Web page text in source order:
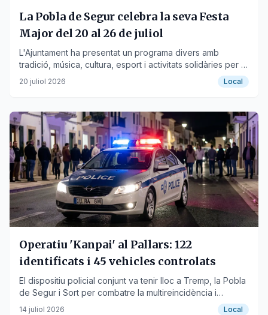
La Pobla de Segur celebra la seva Festa
Major del 20 al 26 de juliol
L'Ajuntament ha presentat un programa divers amb
tradició, música, cultura, esport i activitats solidàries per a
veïns i visitants.
20 juliol 2026 Local
Operatiu 'Kanpai' al Pallars: 122
identificats i 45 vehicles controlats
El dispositiu policial conjunt va tenir lloc a Tremp, la Pobla
de Segur i Sort per combatre la multireincidència i
delictes relacionats amb armes i drogues.
14 juliol 2026 Local